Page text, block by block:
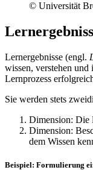
© Universität
Lernergebnisse (engl.
wissen, verstehen
Lernprozess
Sie werden stets
Dimension: Die
Dimension:
dem Wissen
Beispiel: Formulierung